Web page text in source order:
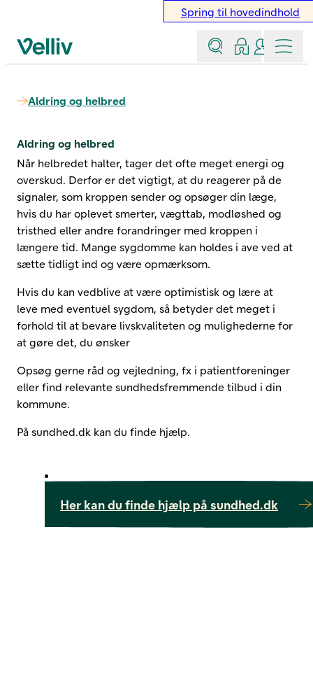
Spring til hovedindhold
Velliv startside
Søg Log indKontakt
Menu
Aldring og helbred
Aldring og helbred
Når helbredet halter, tager det ofte meget energi og
overskud. Derfor er det vigtigt, at du reagerer på de
signaler, som kroppen sender og opsøger din læge,
hvis du har oplevet smerter, vægttab, modløshed og
tristhed eller andre forandringer med kroppen i
længere tid. Mange sygdomme kan holdes i ave ved at
sætte tidligt ind og være opmærksom.
Hvis du kan vedblive at være optimistisk og lære at
leve med eventuel sygdom, så betyder det meget i
forhold til at bevare livskvaliteten og mulighederne for
at gøre det, du ønsker
Opsøg gerne råd og vejledning, fx i patientforeninger
eller find relevante sundhedsfremmende tilbud i din
kommune.
På sundhed.dk kan du finde hjælp.
Her kan du finde hjælp på sundhed.dk